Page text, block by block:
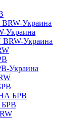
Украина
Украина
Украина
Украина
БРВ